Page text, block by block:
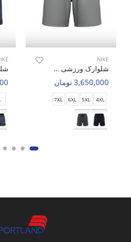
NIKE
شلوارک ورزشی مردانه نایک Nike Flex Max M
3,650,000 تومان
4XL
5XL
6XL
7XL